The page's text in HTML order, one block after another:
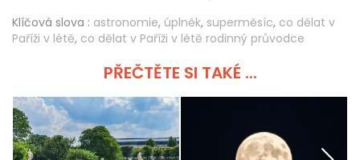
Klíčová slova : astronomie, úplněk, superměsíc, co dělat v
Paříži v létě, co dělat v Paříži v létě rodinný průvodce
PŘEČTĚTE SI TAKÉ ...